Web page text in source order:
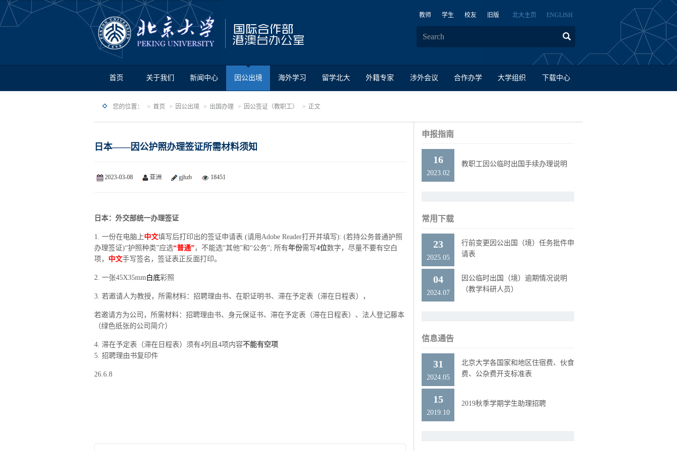
教师 学生 校友 旧版 北大主页 ENGLISH
首页 关于我们 新闻中心 因公出境 海外学习 留学北大 外籍专家 涉外会议 合作办学 大学组织 下载中心
您的位置： 首页 因公出境 出国办理 因公签证（教职工） 正文
日本——因公护照办理签证所需材料须知
2023-03-08 亚洲 gjhzb 18451
日本：外交部统一办理签证
1. 一份在电脑上中文填写后打印出的签证申请表 (请用Adobe Reader打开并填写): (若持公务普通护照
办理签证)“护照种类”应选“普通”，不能选“其他”和“公务”; 所有年份需写4位数字，尽量不要有空白
项， 中文手写签名，签证表正反面打印。
2. 一张45X35mm白底彩照
3. 若邀请人为教授，所需材料： 招聘理由书、在职证明书、滞在予定表（滞在日程表），
若邀请方为公司，所需材料： 招聘理由书、身元保证书、滞在予定表（滞在日程表）、 法人登记藤本
（绿色纸张的公司简介）
4. 滞在予定表（滞在日程表）须有4列且4项内容不能有空项
5. 招聘理由书复印件
26.6.8
申报指南
16
2023.02
教职工因公临时出国手续办理说明
常用下载
23
2025.05
行前变更因公出国（境）任务批件申
请表
04
2024.07
因公临时出国（境）逾期情况说明
（教学科研人员）
信息通告
31
2024.05
北京大学各国家和地区住宿费、伙食
费、公杂费开支标准表
15
2019.10
2019秋季学期学生助理招聘